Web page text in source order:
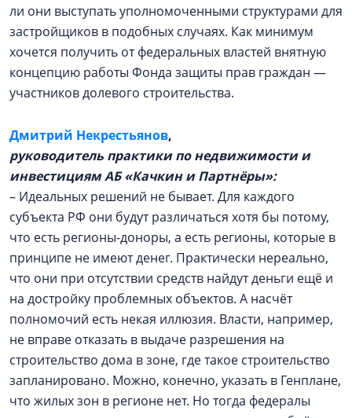
ли они выступать уполномоченными структурами для
застройщиков в подобных случаях. Как минимум
хочется получить от федеральных властей внятную
концепцию работы Фонда защиты прав граждан —
участников долевого строительства.
Дмитрий Некрестьянов,
руководитель практики по недвижимости и
инвестициям АБ «Качкин и Партнёры»:
– Идеальных решений не бывает. Для каждого
субъекта РФ они будут различаться хотя бы потому,
что есть регионы-доноры, а есть регионы, которые в
принципе не имеют денег. Практически нереально,
что они при отсутствии средств найдут деньги ещё и
на достройку проблемных объектов. А насчёт
полномочий есть некая иллюзия. Власти, например,
не вправе отказать в выдаче разрешения на
строительство дома в зоне, где такое строительство
запланировано. Можно, конечно, указать в Генплане,
что жилых зон в регионе нет. Но тогда федералы